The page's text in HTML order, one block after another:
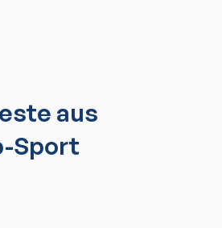
aus
Sport